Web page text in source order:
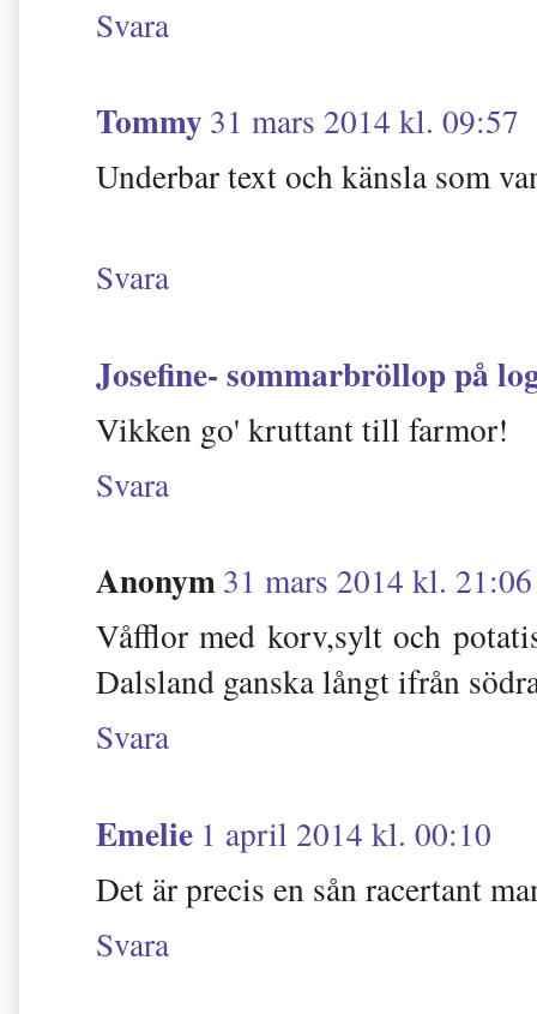
Svara
Tommy 31 mars 2014 kl. 09:57
Underbar text och känsla som
Svara
Josefine- sommarbröllop på
Vikken go' kruttant till farmor!
Svara
Anonym31 mars 2014 kl. 21:06
Våfflor med korv,sylt och
Dalsland ganska långt ifrån
Svara
Emelie 1 april 2014 kl. 00:10
Det är precis en sån racertant
Svara